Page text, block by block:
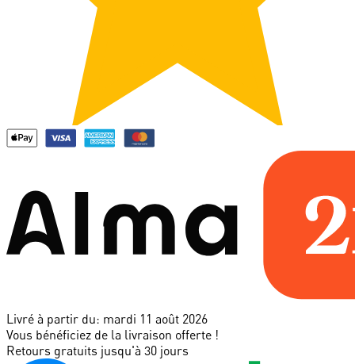
Livré à partir du: mardi 11 août 2026
Vous bénéficiez de la livraison offerte !
Retours gratuits jusqu'à 30 jours